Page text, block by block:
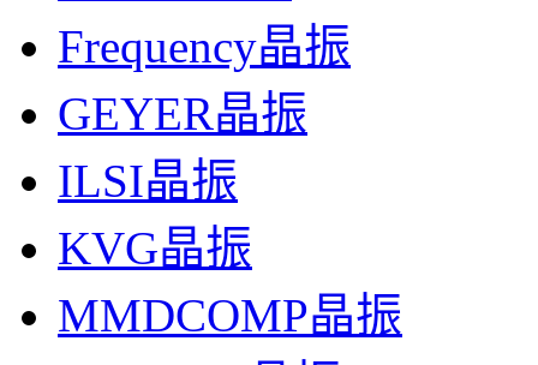
Frequency晶振
GEYER晶振
ILSI晶振
KVG晶振
MMDCOMP晶振